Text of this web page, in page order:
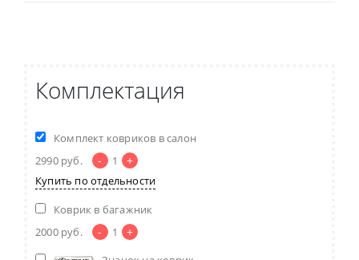
Комплектация
Комплект ковриков в салон
2990 руб. - 1 +
Купить по отдельности
Коврик в багажник
2000 руб. - 1 +